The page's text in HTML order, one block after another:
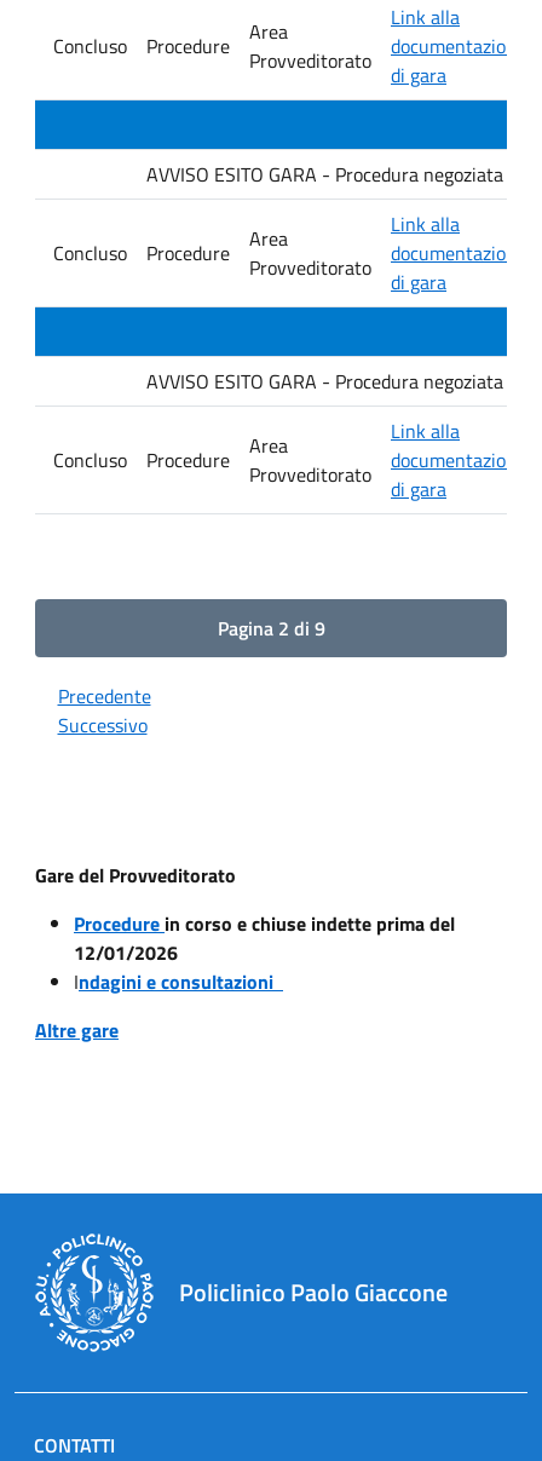
Concluso Procedure
Area
Provveditorato
Link alla
documentazione
di gara
AVVISO ESITO GARA - Procedura negoziata
Concluso Procedure
Area
Provveditorato
Link alla
documentazione
di gara
AVVISO ESITO GARA - Procedura negoziata
Concluso Procedure
Area
Provveditorato
Link alla
documentazione
di gara
Pagina 2 di 9
Precedente
Successivo
Gare del Provveditorato
Procedure in corso e chiuse indette prima del
12/01/2026
Indagini e consultazioni
Altre gare
Policlinico Paolo Giaccone
CONTATTI